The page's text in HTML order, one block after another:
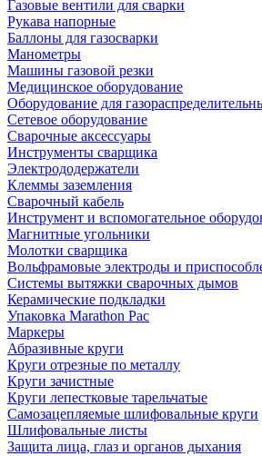
Газовые вентили для сварки
Рукава напорные
Баллоны для газосварки
Манометры
Машины газовой резки
Медицинское оборудование
Оборудование для
Сетевое оборудование
Сварочные аксессуары
Инструменты сварщика
Электрододержатели
Клеммы заземления
Сварочный кабель
Инструмент и вспомогательное
Магнитные угольники
Молотки сварщика
Вольфрамовые электроды и
Системы вытяжки сварочных дымов
Керамические подкладки
Упаковка Marathon Pac
Маркеры
Абразивные круги
Круги отрезные по металлу
Круги зачистные
Круги лепестковые тарельчатые
Самозацепляемые шлифовальные круги
Шлифовальные листы
Защита лица, глаз и органов дыхания